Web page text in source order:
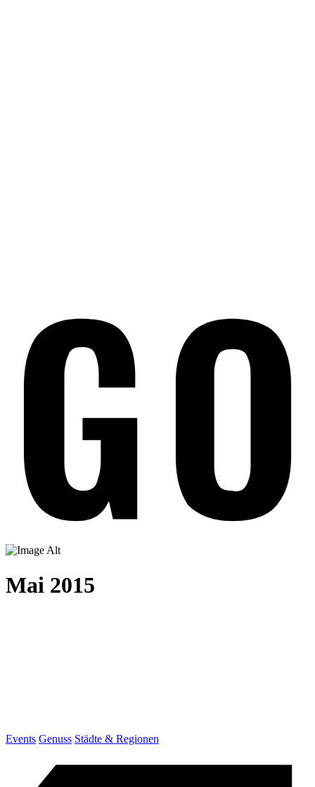
Mai 2015
Events Genuss Städte & Regionen